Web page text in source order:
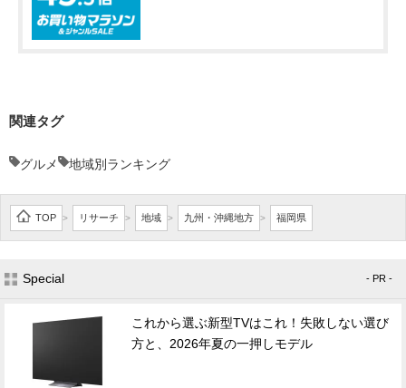
関連タグ
グルメ 地域別ランキング
TOP > リサーチ > 地域 > 九州・沖縄地方 > 福岡県
Special - PR -
これから選ぶ新型TVはこれ！失敗しない選び
方と、2026年夏の一押しモデル